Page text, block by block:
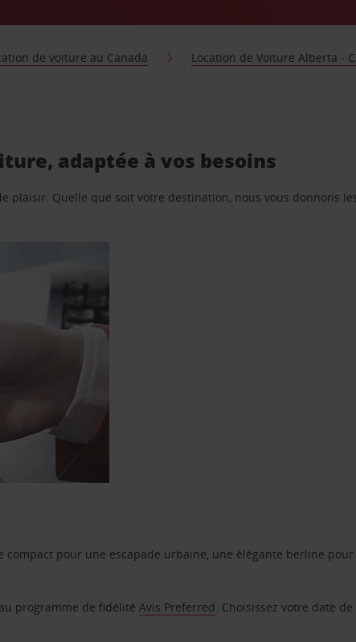
de voiture au Canada
Location de Voiture Alberta -
adaptée à vos besoins
Quelle que soit votre destination, nous vous donnons
pour une escapade urbaine, une élégante berline pour
programme de fidélitéAvis Preferred. Choisissez votre date